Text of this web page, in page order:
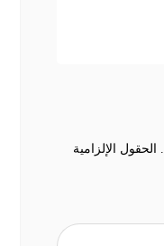
الحقول الإلزامية